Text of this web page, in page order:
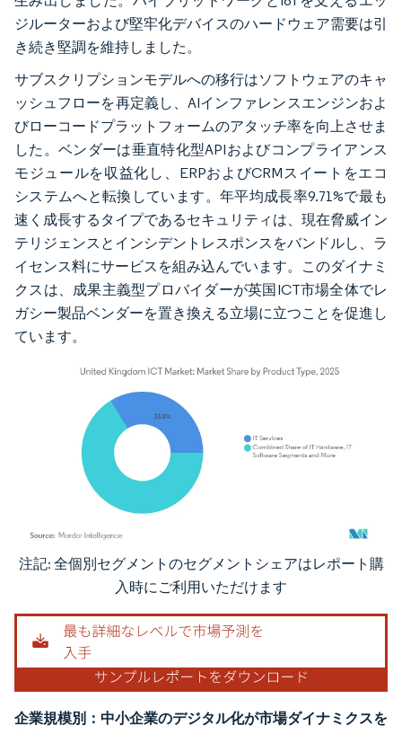
ジルーターおよび堅牢化デバイスのハードウェア需要は引
き続き堅調を維持しました。
サブスクリプションモデルへの移行はソフトウェアのキャ
ッシュフローを再定義し、AIインファレンスエンジンおよ
びローコードプラットフォームのアタッチ率を向上させま
した。ベンダーは垂直特化型APIおよびコンプライアンス
モジュールを収益化し、ERPおよびCRMスイートをエコ
システムへと転換しています。年平均成長率9.71%で最も
速く成長するタイプであるセキュリティは、現在脅威イン
テリジェンスとインシデントレスポンスをバンドルし、ラ
イセンス料にサービスを組み込んでいます。このダイナミ
クスは、成果主義型プロバイダーが英国ICT市場全体でレ
ガシー製品ベンダーを置き換える立場に立つことを促進し
ています。
画像 © Mordor Intelligence。再利用にはCC BY 4.0の表示が必要です。
注記: 全個別セグメントのセグメントシェアはレポート購
入時にご利用いただけます
企業規模別：中小企業のデジタル化が市場ダイナミクスを